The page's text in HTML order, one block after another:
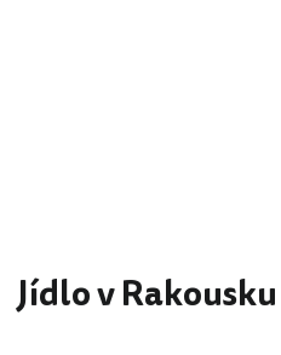
Jídlo v Rakousku